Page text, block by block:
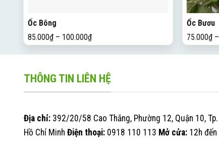
Ốc Bông
85.000₫– 100.000₫
Ốc Bươu
75.000₫–
THÔNG TIN LIÊN HỆ
Địa chỉ: 392/20/58 Cao Thắng, Phường 12, Quận 10, Tp.
Hồ Chí Minh Điện thoại: 0918 110 113 Mở cửa: 12h đến